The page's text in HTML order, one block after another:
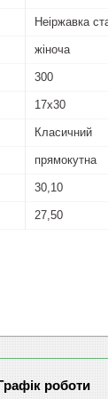
Неіржавка
жіноча
300
17x30
Класичний
прямокутна
30,10
27,50
роботи